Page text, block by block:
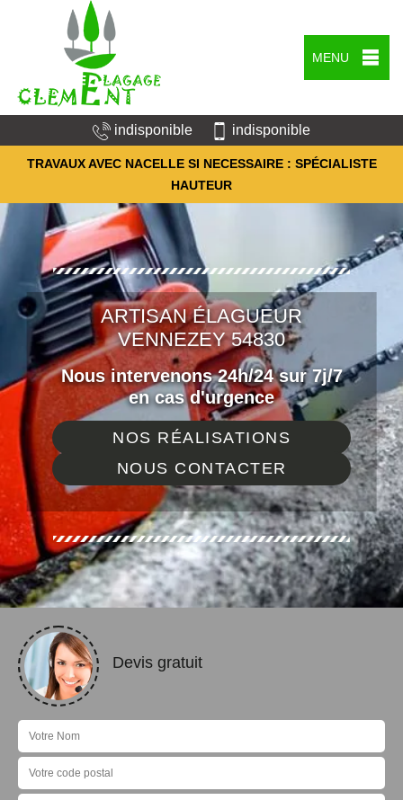
MENU
indisponible indisponible
TRAVAUX AVEC NACELLE SI NECESSAIRE : SPÉCIALISTE
HAUTEUR
ARTISAN ÉLAGUEUR
VENNEZEY 54830
Nous intervenons 24h/24 sur 7j/7
en cas d'urgence
NOS RÉALISATIONS
NOUS CONTACTER
Devis gratuit